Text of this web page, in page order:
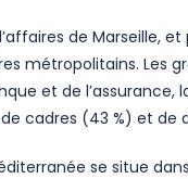
de Marseille,
métropolitains. Les
et de
cadres (43 %) et
se situe